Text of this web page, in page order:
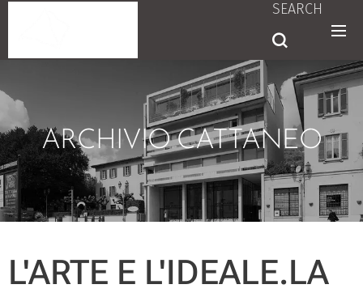
SEARCH
ARCHIVIO CATTANEO
L'ARTE E L'IDEALE.LA